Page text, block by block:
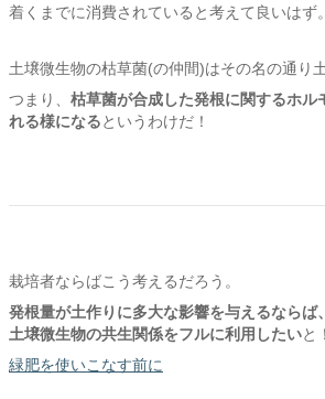
着くまでに消費されていると考えて良いはず。
土壌微生物の枯草菌(の仲間)はその名の通り
つまり、 枯草菌が合成した発根に関するホル
れる様になるというわけだ！
栽培者ならばこう考えるだろう。
発根量が土作りに多大な影響を与えるならば、
土壌微生物の共生関係をフルに利用したいと！
緑肥を使いこなす前に